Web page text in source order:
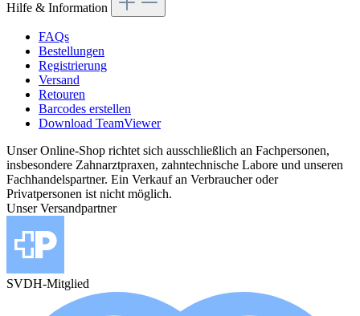
Hilfe & Information
FAQs
Bestellungen
Registrierung
Versand
Retouren
Barcodes erstellen
Download TeamViewer
Unser Online-Shop richtet sich ausschließlich an Fachpersonen,
insbesondere Zahnarztpraxen, zahntechnische Labore und unseren
Fachhandelspartner. Ein Verkauf an Verbraucher oder
Privatpersonen ist nicht möglich.
Unser Versandpartner
SVDH-Mitglied